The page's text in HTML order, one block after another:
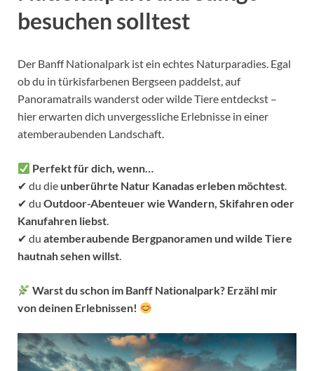
besuchen solltest
Der Banff Nationalpark ist ein echtes Naturparadies. Egal
ob du in türkisfarbenen Bergseen paddelst, auf
Panoramatrails wanderst oder wilde Tiere entdeckst –
hier erwarten dich unvergessliche Erlebnisse in einer
atemberaubenden Landschaft.
Perfekt für dich, wenn…
✔ du die unberührte Natur Kanadas erleben möchtest.
✔ du Outdoor-Abenteuer wie Wandern, Skifahren oder
Kanufahren liebst.
✔ du atemberaubende Bergpanoramen und wilde Tiere
hautnah sehen willst.
Warst du schon im Banff Nationalpark? Erzähl mir
von deinen Erlebnissen!